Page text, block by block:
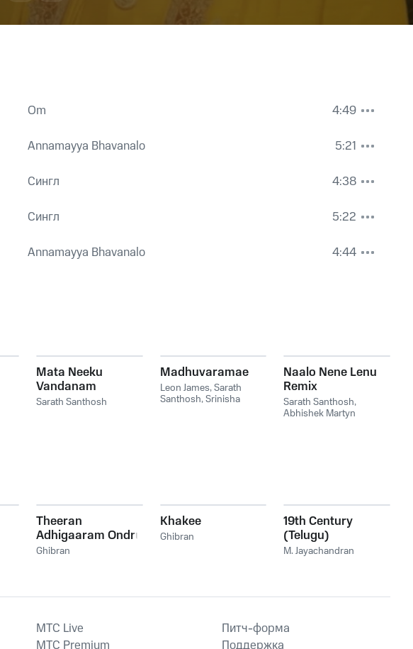
Om
4:49
Annamayya Bhavanalo
5:21
Сингл
4:38
Сингл
5:22
Annamayya Bhavanalo 4:44
Mata Neeku
Vandanam
Sarath Santhosh
Madhuvaramae
Leon James,Sarath
Santhosh,Srinisha
Naalo Nene Lenu
Remix
Sarath Santhosh,
Abhishek Martyn
Theeran
Adhigaaram Ondru
Ghibran
Khakee
Ghibran
19th Century
(Telugu)
M. Jayachandran
MTС Live
MTС Premium
Питч-форма
Поддержка